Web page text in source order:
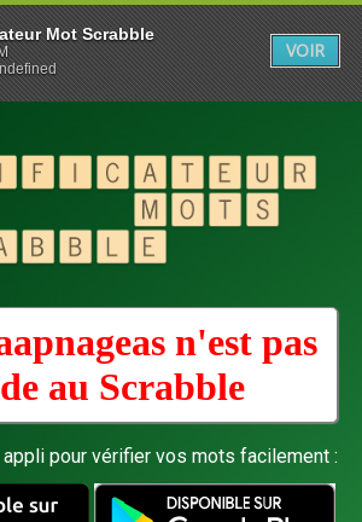
n'est pas
au Scrabble
pour vérifier vos mots facilement :
Mot Scrabble
VOIR